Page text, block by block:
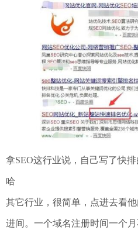
拿SEO这行业说，自己写了快
哈
其它行业，很简单，点进去看
进间。一个域名注册时间一个